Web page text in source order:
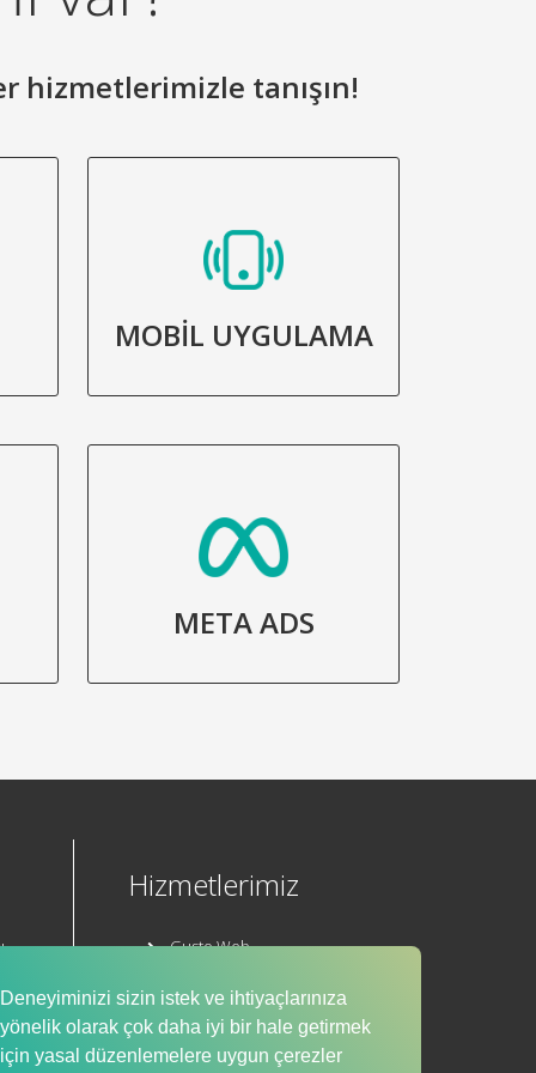
hizmetlerimizle tanışın!
MOBİL UYGULAMA
META ADS
Hizmetlerimiz
Gusto Web
Gusto E-Ticaret
Mobil Uygulama
Deneyiminizi sizin istek ve ihtiyaçlarınıza
yönelik olarak çok daha iyi bir hale getirmek
için yasal düzenlemelere uygun çerezler